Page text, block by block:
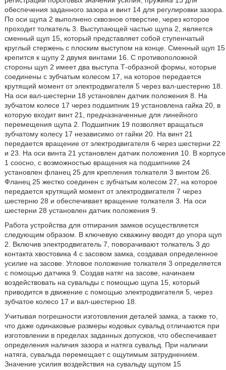
обеспечения заданного зазора и винт 14 для регулировки зазора.
По оси щупа 2 выполнено сквозное отверстие, через которое
проходит толкатель 3. Выступающей частью щупа 2, является
сменный щуп 15, который представляет собой ступенчатый
круглый стержень с плоским выступом на конце. Сменный щуп 15
крепится к щупу 2 двумя винтами 16. С противоположной
стороны щуп 2 имеет два выступа Т-образной формы, которые
соединены с зубчатым колесом 17, на которое передается
крутящий момент от электродвигателя 5 через вал-шестерню 18.
На оси вал-шестерни 18 установлен датчик положения 8. На
зубчатом колесе 17 через подшипник 19 установлена гайка 20, в
которую входит винт 21, предназначенные для линейного
перемещения щупа 2. Подшипник 19 позволяет вращаться
зубчатому колесу 17 независимо от гайки 20. На винт 21
передается вращение от электродвигателя 6 через шестерни 22
и 23. На оси винта 21 установлен датчик положения 10. В корпусе
1 соосно, с возможностью вращения на подшипнике 24
установлен фланец 25 для крепления толкателя 3 винтом 26.
Фланец 25 жестко соединен с зубчатым колесом 27, на которое
передается крутящий момент от электродвигателя 7 через
шестерню 28 и обеспечивает вращение толкателя 3. На оси
шестерни 28 установлен датчик положения 9.
Работа устройства для отпирания замков осуществляется
следующим образом. В ключевую скважину вводят до упора щуп
2. Включив электродвигатель 7, поворачивают толкатель 3 до
контакта хвостовика 4 с засовом замка, создавая определенное
усилие на засове. Угловое положение толкателя 3 определяется
с помощью датчика 9. Создав натяг на засове, начинаем
воздействовать на сувальды с помощью щупа 15, который
приводится в движение с помощью электродвигателя 5, через
зубчатое колесо 17 и вал-шестерню 18.
Учитывая погрешности изготовления деталей замка, а также то,
что даже одинаковые размеры кодовых сувальд отличаются при
изготовлении в пределах заданных допусков, что обеспечивает
определения наличия зазора и натяга сувальд. При наличии
натяга, сувальда перемещает с ощутимым затруднением.
Значение усилия воздействия на сувальду щупом 15